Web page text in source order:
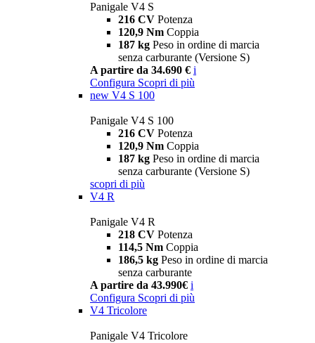
Panigale V4 S
216 CV Potenza
120,9 Nm Coppia
187 kg Peso in ordine di marcia
senza carburante (Versione S)
A partire da 34.690 € i
Configura Scopri di più
new V4 S 100
Panigale V4 S 100
216 CV Potenza
120,9 Nm Coppia
187 kg Peso in ordine di marcia
senza carburante (Versione S)
scopri di più
V4 R
Panigale V4 R
218 CV Potenza
114,5 Nm Coppia
186,5 kg Peso in ordine di marcia
senza carburante
A partire da 43.990€ i
Configura Scopri di più
V4 Tricolore
Panigale V4 Tricolore